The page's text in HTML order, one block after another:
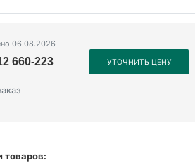
06.08.2026
660-223 УТОЧНИТЬ ЦЕНУ
товаров: